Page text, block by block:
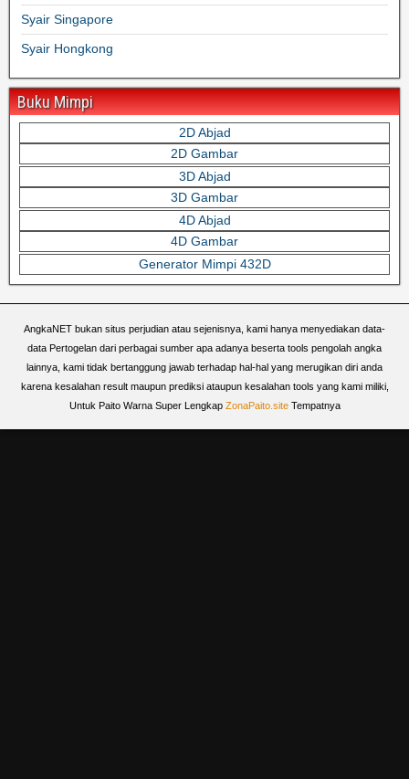
Syair Singapore
Syair Hongkong
Buku Mimpi
2D Abjad
2D Gambar
3D Abjad
3D Gambar
4D Abjad
4D Gambar
Generator Mimpi 432D
AngkaNET bukan situs perjudian atau sejenisnya, kami hanya menyediakan data-
data Pertogelan dari perbagai sumber apa adanya beserta tools pengolah angka
lainnya, kami tidak bertanggung jawab terhadap hal-hal yang merugikan diri anda
karena kesalahan result maupun prediksi ataupun kesalahan tools yang kami miliki,
Untuk Paito Warna Super Lengkap ZonaPaito.siteTempatnya